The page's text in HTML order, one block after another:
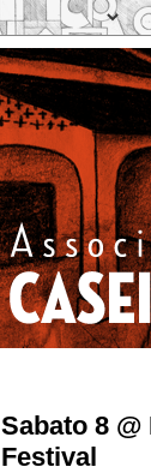
Sabato 8
Festival